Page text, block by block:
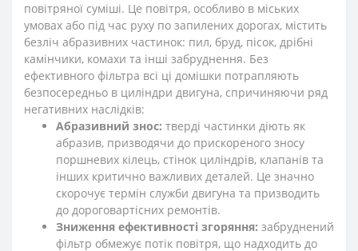
повітряної суміші. Це повітря, особливо в міських
умовах або під час руху по запилених дорогах, містить
безліч абразивних частинок: пил, бруд, пісок, дрібні
камінчики, комахи та інші забруднення. Без
ефективного фільтра всі ці домішки потрапляють
безпосередньо в циліндри двигуна, спричиняючи ряд
негативних наслідків:
Абразивний знос: тверді частинки діють як
абразив, призводячи до прискореного зносу
поршневих кілець, стінок циліндрів, клапанів та
інших критично важливих деталей. Це значно
скорочує термін служби двигуна та призводить
до дороговартісних ремонтів.
Зниження ефективності згоряння: забруднений
фільтр обмежує потік повітря, що надходить до